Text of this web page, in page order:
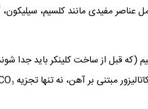
عناصر مفیدی مانند کلسیم، سیلیکون،
(که قبل از ساخت کلینکر باید جدا